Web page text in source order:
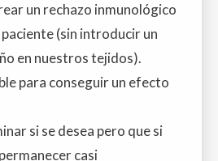
un rechazo inmunológico
(sin introducir un
en nuestros tejidos).
para conseguir un efecto
si se desea pero que si
casi